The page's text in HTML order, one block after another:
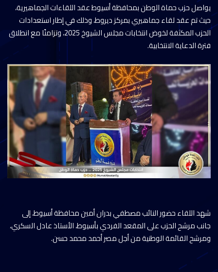
يواصل حزب حماة الوطن بمحافظة أسيوط عقد اللقاءات الجماهيرية،
حيث تم عقد لقاء جماهيري بمركز ديروط، وذلك في إطار استعدادات
الحزب المكثفة لخوض انتخابات مجلس الشيوخ 2025، وتزامنًا مع انطلاق
فترة الدعاية الانتخابية.
شهد اللقاء حضور النائب مصطفي بدران أمين محافظة أسيوط، إلى
جانب مرشح الحزب على المقعد الفردي بأسيوط، الأستاذ عادل السكري،
ومرشح القائمة الوطنية من أجل مصر أحمد محمد حسن.